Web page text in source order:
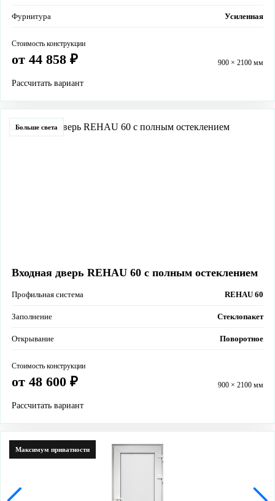
Фурнитура Усиленная
Стоимость конструкции
от 44 858 ₽ 900 × 2100 мм
Рассчитать вариант
Больше света
Входная дверь REHAU 60 с полным остеклением
Профильная система REHAU 60
Заполнение Стеклопакет
Открывание Поворотное
Стоимость конструкции
от 48 600 ₽ 900 × 2100 мм
Рассчитать вариант
Максимум приватности